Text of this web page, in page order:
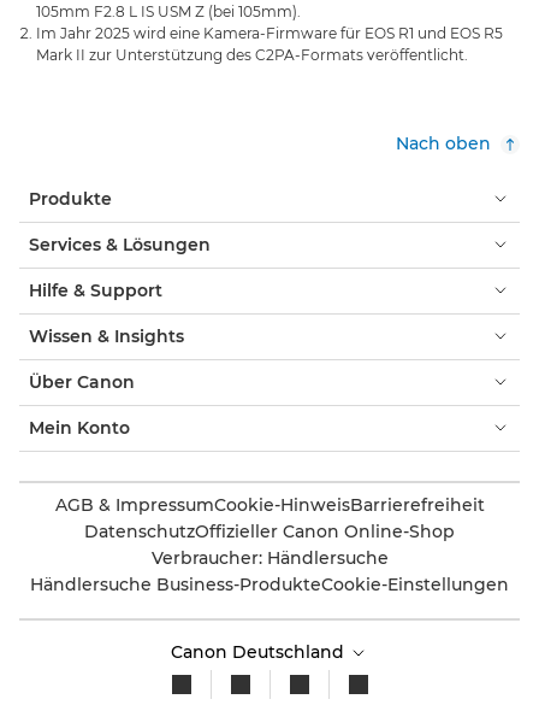
105mm F2.8 L IS USM Z (bei 105mm).
Im Jahr 2025 wird eine Kamera-Firmware für EOS R1 und EOS R5
Mark II zur Unterstützung des C2PA-Formats veröffentlicht.
Nach oben
Produkte
Services & Lösungen
Hilfe & Support
Wissen & Insights
Über Canon
Mein Konto
AGB & ImpressumCookie-HinweisBarrierefreiheit
DatenschutzOffizieller Canon Online-Shop
Verbraucher: Händlersuche
Händlersuche Business-ProdukteCookie-Einstellungen
Canon Deutschland